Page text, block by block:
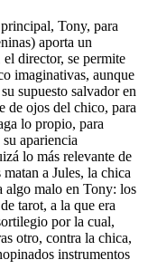
Tony, para
aporta un
el director, se permite
imaginativas, aunque
supuesto salvador en
de ojos del chico, para
lo propio, para
apariencia
lo más relevante de
a Jules, la chica
algo malo en Tony: los
tarot, a la que era
por la cual,
otro, contra la chica,
instrumentos